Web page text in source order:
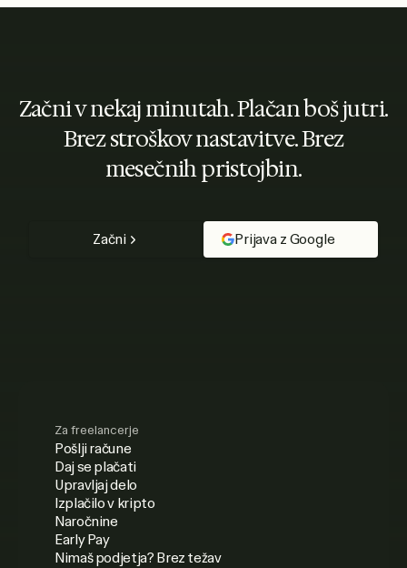
Začni v nekaj minutah. Plačan boš jutri.
Brez stroškov nastavitve. Brez
mesečnih pristojbin.
Začni Prijava z Google
Za freelancerje
Pošlji račune
Daj se plačati
Upravljaj delo
Izplačilo v kripto
Naročnine
Early Pay
Nimaš podjetja? Brez težav